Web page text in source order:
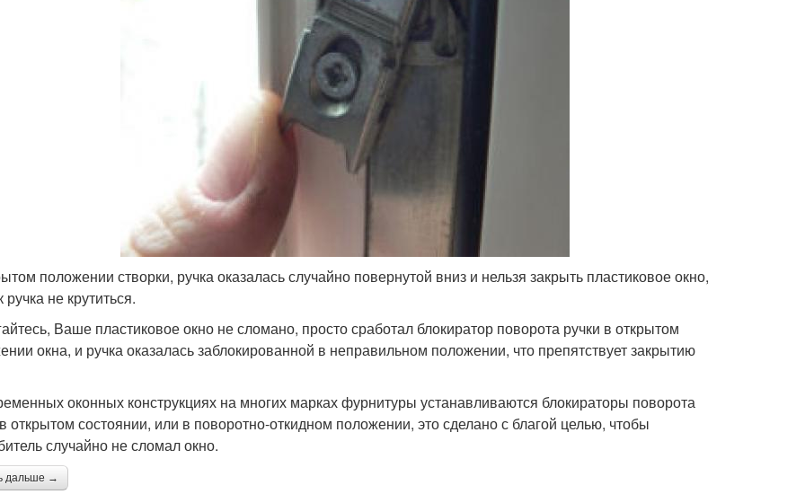
положении створки, ручка оказалась случайно повернутой вниз и нельзя закрыть пластиковое окно,
ручка не крутиться.
Ваше пластиковое окно не сломано, просто сработал блокиратор поворота ручки в открытом
окна, и ручка оказалась заблокированной в неправильном положении, что препятствует закрытию
оконных конструкциях на многих марках фурнитуры устанавливаются блокираторы поворота
открытом состоянии, или в поворотно-откидном положении, это сделано с благой целью, чтобы
случайно не сломал окно.
дальше →